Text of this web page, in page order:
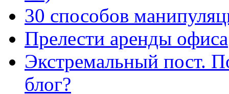
30 способов
Прелести аренды офиса
Экстремальный пост.
блог?